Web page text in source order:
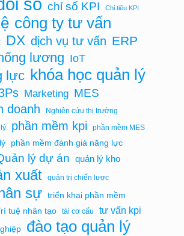
chỉ số KPI Chỉ tiêu KPI
công ty tư vấn
DX dịch vụ tư vấn ERP
lương IoT
lực khóa học quản lý
Marketing MES
doanh
Nghiên cứu thị trường
phần mềm kpi phần mềm MES
phần mềm đánh giá năng lực
lý dự án quản lý kho
xuất quản trị chiến lược
sự triển khai phần mềm
tuệ nhân tạo tái cơ cấu tư vấn kpi
đào tạo quản lý